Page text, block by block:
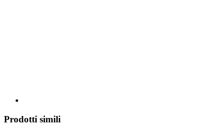
Prodotti simili